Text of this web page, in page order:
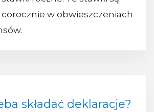
w obwieszczeniach
składać deklaracje?